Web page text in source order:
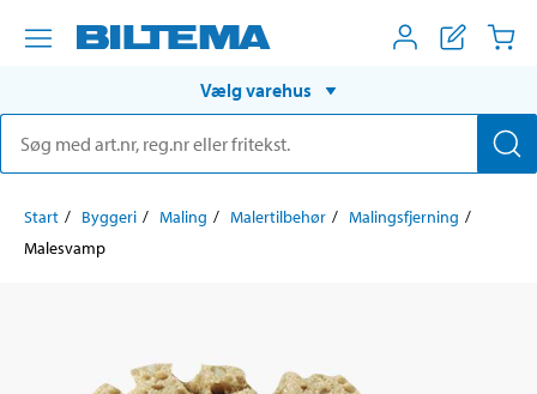
Vælg varehus
Start Byggeri Maling Malertilbehør
Malingsfjerning
Malesvamp